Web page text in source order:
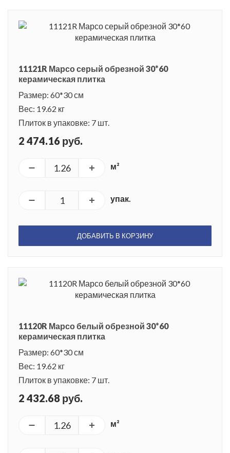
11121R Марсо серый обрезной 30*60
керамическая плитка
Размер: 60*30 см
Вес: 19.62 кг
Плиток в упаковке: 7 шт.
2 474.16 руб.
м²
упак.
ДОБАВИТЬ В КОРЗИНУ
11120R Марсо белый обрезной 30*60
керамическая плитка
Размер: 60*30 см
Вес: 19.62 кг
Плиток в упаковке: 7 шт.
2 432.68 руб.
м²